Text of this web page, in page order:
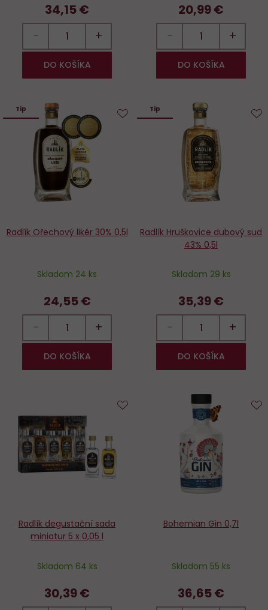
34,15 €
− +
DO KOŠÍKA
20,99 €
− +
DO KOŠÍKA
Tip
Radlík Ořechový likér 30% 0,5l
Skladom 24 ks
24,55 €
− +
DO KOŠÍKA
Tip
Radlík Hruškovice dubový sud
43% 0,5l
Skladom 29 ks
35,39 €
− +
DO KOŠÍKA
Radlík degustační sada
miniatur 5 x 0,05 l
Skladom 64 ks
30,39 €
Bohemian Gin 0,7l
Skladom 55 ks
36,65 €